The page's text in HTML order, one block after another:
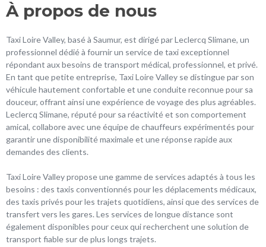
À propos de nous
Taxi Loire Valley, basé à Saumur, est dirigé par Leclercq Slimane, un
professionnel dédié à fournir un service de taxi exceptionnel
répondant aux besoins de transport médical, professionnel, et privé.
En tant que petite entreprise, Taxi Loire Valley se distingue par son
véhicule hautement confortable et une conduite reconnue pour sa
douceur, offrant ainsi une expérience de voyage des plus agréables.
Leclercq Slimane, réputé pour sa réactivité et son comportement
amical, collabore avec une équipe de chauffeurs expérimentés pour
garantir une disponibilité maximale et une réponse rapide aux
demandes des clients.
Taxi Loire Valley propose une gamme de services adaptés à tous les
besoins : des taxis conventionnés pour les déplacements médicaux,
des taxis privés pour les trajets quotidiens, ainsi que des services de
transfert vers les gares. Les services de longue distance sont
également disponibles pour ceux qui recherchent une solution de
transport fiable sur de plus longs trajets.